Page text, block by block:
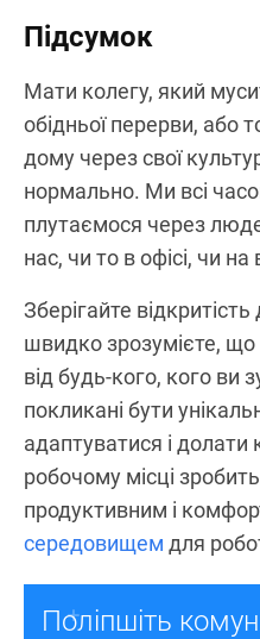
Підсумок
Мати колегу, який
обідньої перерви, або
дому через свої
нормально. Ми всі
плутаємося через
нас, чи то в офісі, чи на
Зберігайте відкритість
швидко зрозумієте, що
від будь-кого, кого ви
покликані бути
адаптуватися і долати
робочому місці
продуктивним і
середовищем для
Поліпшіть